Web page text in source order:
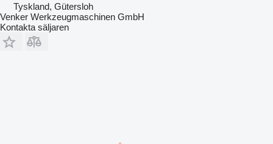
Tyskland, Gütersloh
Venker Werkzeugmaschinen GmbH
Kontakta säljaren